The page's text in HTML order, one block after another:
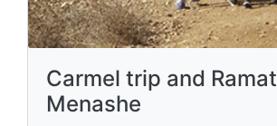
Carmel trip and Ramat
Menashe